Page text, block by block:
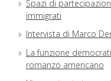
Spazi di
immigrati
Intervista di Marco
La funzione
romanzo americano